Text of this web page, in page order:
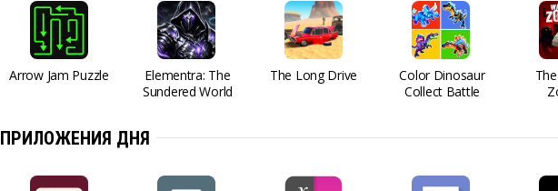
Arrow Jam Puzzle
Elementra: The
Sundered World
The Long Drive
Color Dinosaur
Collect Battle
ПРИЛОЖЕНИЯ ДНЯ